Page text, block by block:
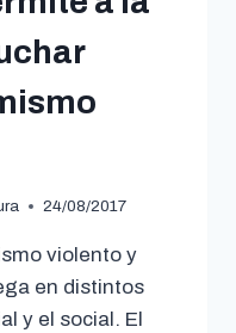
24/08/2017
violento y
en distintos
y el social. El